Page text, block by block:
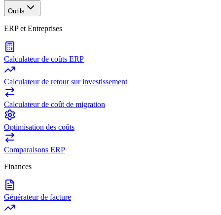
Outils
ERP et Entreprises
Calculateur de coûts ERP
Calculateur de retour sur investissement
Calculateur de coût de migration
Optimisation des coûts
Comparaisons ERP
Finances
Générateur de facture